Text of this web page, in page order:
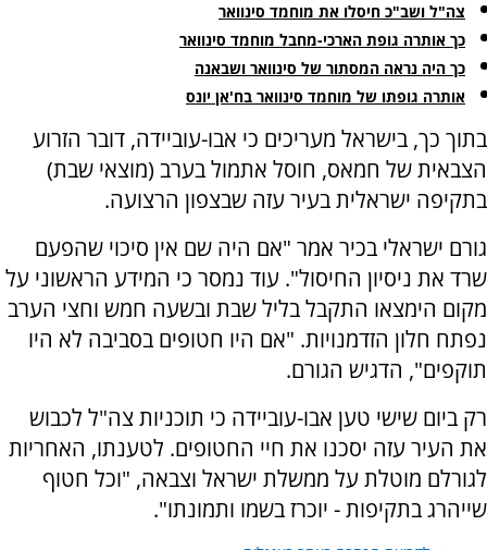
צה"ל ושב"כ חיסלו את מוחמד סינוואר
כך אותרה גופת הארכי-מחבל מוחמד סינוואר
כך היה נראה המסתור של סינוואר ושבאנה
אותרה גופתו של מוחמד סינוואר בח'אן יונס
בתוך כך, בישראל מעריכים כי אבו-עוביידה, דובר הזרוע
הצבאית של חמאס, חוסל אתמול בערב (מוצאי שבת)
בתקיפה ישראלית בעיר עזה שבצפון הרצועה.
‏גורם ישראלי בכיר אמר "אם היה שם אין סיכוי שהפעם
שרד את ניסיון החיסול". עוד נמסר כי המידע הראשוני על
מקום הימצאו התקבל בליל שבת ובשעה חמש וחצי הערב
נפתח חלון הזדמנויות. "אם היו חטופים בסביבה לא היו
תוקפים", הדגיש הגורם.
רק ביום שישי טען אבו-עוביידה כי תוכניות צה"ל לכבוש
את העיר עזה יסכנו את חיי החטופים. לטענתו, האחריות
לגורלם מוטלת על ממשלת ישראל וצבאה, "וכל חטוף
שייהרג בתקיפות - יוכרז בשמו ותמונתו".